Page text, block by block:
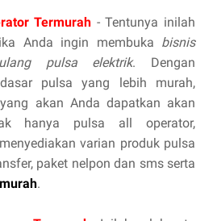
Termurah - Tentunya inilah
Anda ingin membuka bisnis
pulsa elektrik. Dengan
pulsa yang lebih murah,
akan Anda dapatkan akan
hanya pulsa all operator,
varian produk pulsa
paket nelpon dan sms serta
.